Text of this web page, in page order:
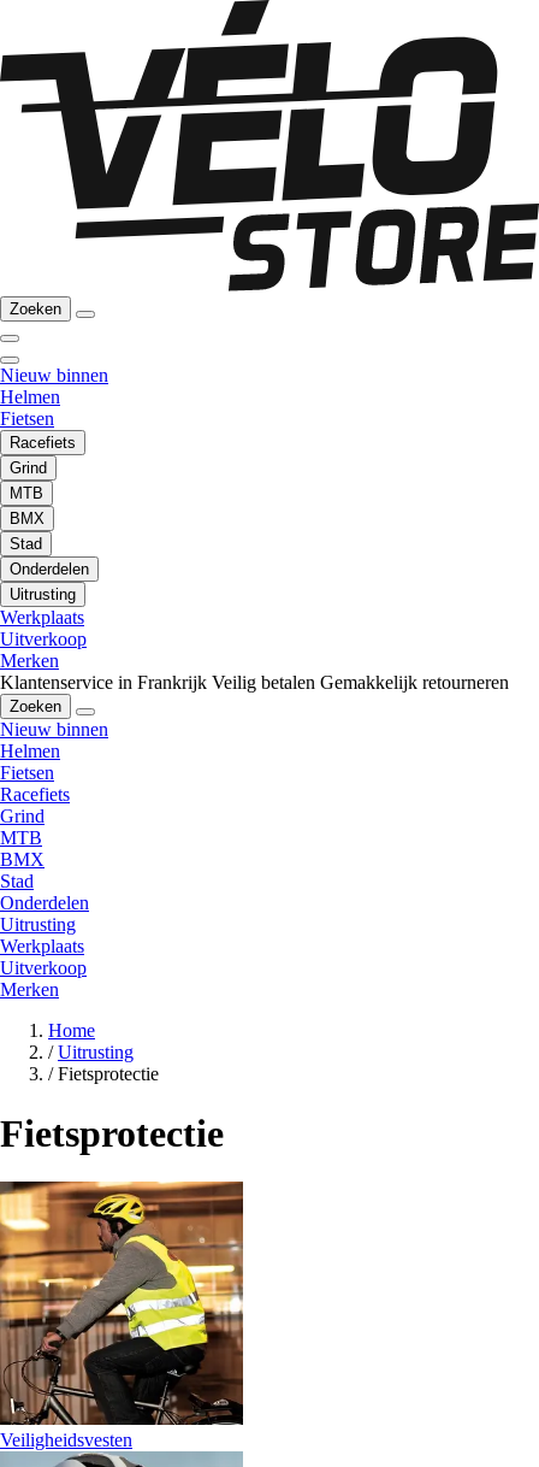
Zoeken
Nieuw binnen
Helmen
Fietsen
Racefiets
Grind
MTB
BMX
Stad
Onderdelen
Uitrusting
Werkplaats
Uitverkoop
Merken
Klantenservice in Frankrijk Veilig betalen Gemakkelijk retourneren
Zoeken
Nieuw binnen
Helmen
Fietsen
Racefiets
Grind
MTB
BMX
Stad
Onderdelen
Uitrusting
Werkplaats
Uitverkoop
Merken
Home
/ Uitrusting
/ Fietsprotectie
Fietsprotectie
Veiligheidsvesten